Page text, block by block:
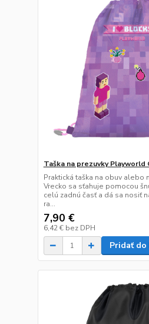
Taška na prezuvky Playworld
Praktická taška na obuv alebo
Vrecko sa sťahuje pomocou
celú zadnú časť a dá sa nosiť
ra...
7,90 €
6,42 € bez DPH
Pridať do